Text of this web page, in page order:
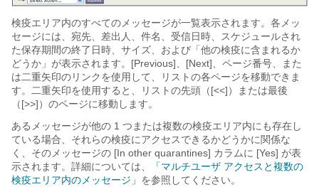
検疫エリア内のすべてのメッセージが一覧表示されます。各メッ
セージには、宛先、差出人、件名、受信日時、スケジュールされ
た保存期間の終了日時、サイズ、および「他の検疫に含まれるか
どうか」が表示されます。[Previous]、[Next]、ページ番号、また
は二重矢印のリンクを使用して、リストの各ページを移動できま
す。二重矢印を使用すると、リストの先頭（[<<]）または最後
（[>>]）のページに移動します。
あるメッセージが他の 1 つまたは複数の検疫エリア内にも存在し
ている場合、それらの検疫にアクセスできるかどうかに関係な
く、そのメッセージの [In other quarantines] カラムに [Yes] が表
示されます。詳細については、
「マルチユーザ アクセスと複数の
検疫エリア内のメッセージ」 を参照してください。